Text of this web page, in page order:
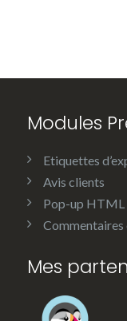
Modules
Etiquettes
Avis clients
Pop-up HTML
Commentaires
Mes